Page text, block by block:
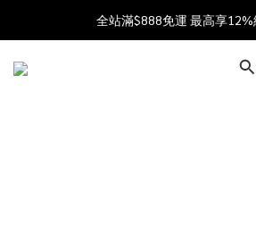
加入會員送$100購物金  加入
全站滿$888免運 最高享
父親節獻禮 8/1-8/10 滿 $888 好禮雙重